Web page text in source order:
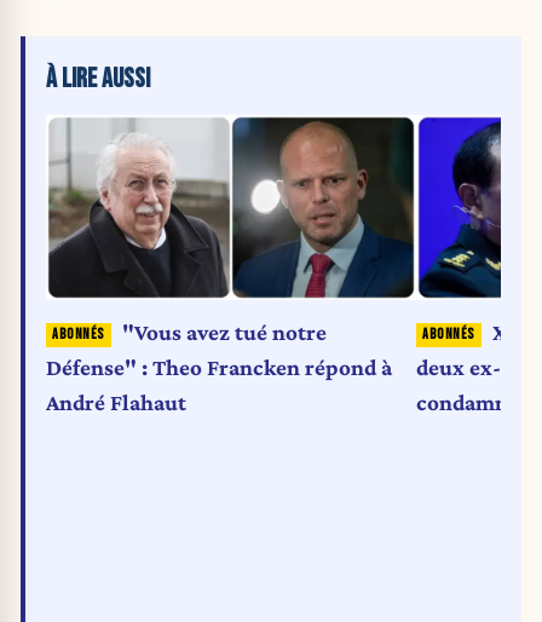
À LIRE AUSSI
"Vous avez tué notre
Défense" : Theo Francken répond à
André Flahaut
Xi
deux ex-
condamnés